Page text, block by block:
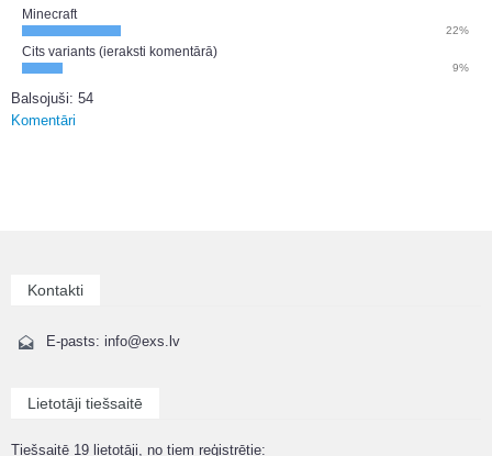
Minecraft
22%
Cits variants (ieraksti komentārā)
9%
Balsojuši: 54
Komentāri
Kontakti
E-pasts: info@exs.lv
Lietotāji tiešsaitē
Tiešsaitē 19 lietotāji, no tiem reģistrētie: